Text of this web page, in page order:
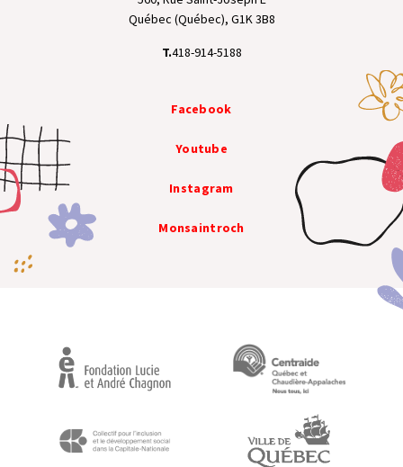
T.418-914-5188
Québec (Québec), G1K 3B8
Facebook
Youtube
Instagram
Monsaintroch